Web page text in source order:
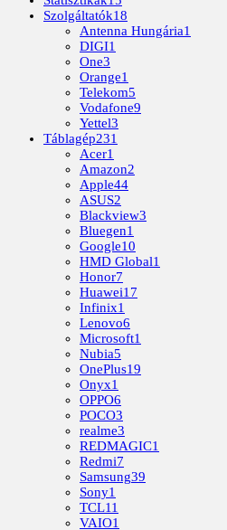
Szolgáltatók18
Antenna Hungária1
DIGI1
One3
Orange1
Telekom5
Vodafone9
Yettel3
Táblagép231
Acer1
Amazon2
Apple44
ASUS2
Blackview3
Bluegen1
Google10
HMD Global1
Honor7
Huawei17
Infinix1
Lenovo6
Microsoft1
Nubia5
OnePlus19
Onyx1
OPPO6
POCO3
realme3
REDMAGIC1
Redmi7
Samsung39
Sony1
TCL11
VAIO1